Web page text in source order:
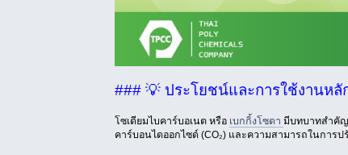
### 💡 ประโยชน์และการใช้งานหลั
โซเดียมไบคาร์บอเนต หรือ เบกกิ้งโซดา มีบทบาทสำคั
คาร์บอนไดออกไซด์ (CO₂) และความสามารถในการป